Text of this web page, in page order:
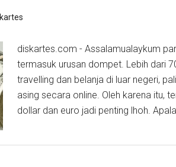
diskartes.com - Assalamualaykum
termasuk urusan dompet. Lebih dari
travelling dan belanja di luar negeri,
asing secara online. Oleh karena itu,
dollar dan euro jadi penting lhoh.